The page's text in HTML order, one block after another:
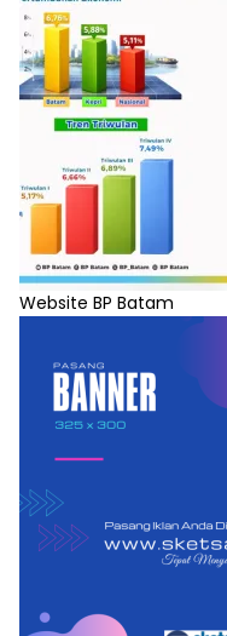
Website BP Batam